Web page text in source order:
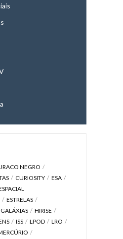
NEGRO
CURIOSITY
ESA
ESTRELAS
GALÁXIAS
HIRISE
ISS LPOD
LRO